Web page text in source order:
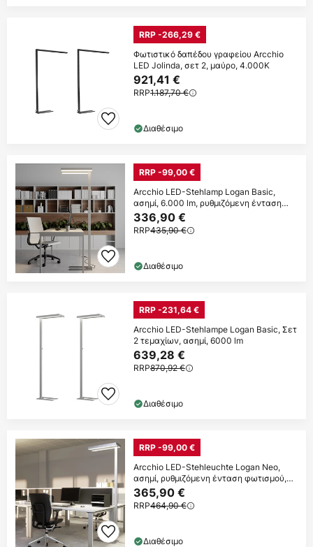
RRP -266,29 €
Φωτιστικό δαπέδου γραφείου Arcchio
LED Jolinda, σετ 2, μαύρο, 4.000K
921,41 €
RRP1.187,70 €
Διαθέσιμο
RRP -99,00 €
Arcchio LED-Stehlamp Logan Basic,
ασημί, 6.000 lm, ρυθμιζόμενη ένταση
φωτισμού
336,90 €
RRP435,90 €
Διαθέσιμο
RRP -231,64 €
Arcchio LED-Stehlampe Logan Basic, Σετ
2 τεμαχίων, ασημί, 6000 lm
639,28 €
RRP870,92 €
Διαθέσιμο
RRP -99,00 €
Arcchio LED-Stehleuchte Logan Neo,
ασημί, ρυθμιζόμενη ένταση φωτισμού,
μέταλλο
365,90 €
RRP464,90 €
Διαθέσιμο